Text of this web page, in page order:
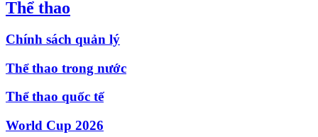
Thể thao
Chính sách quản lý
Thể thao trong nước
Thể thao quốc tế
World Cup 2026